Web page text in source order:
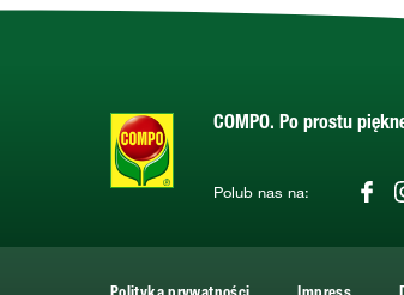
COMPO. Po prostu
Polub nas na: